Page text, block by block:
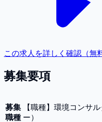
この求人を詳しく確認（無
募集要項
募集
職種
【職種】 環境コンサ
ー）